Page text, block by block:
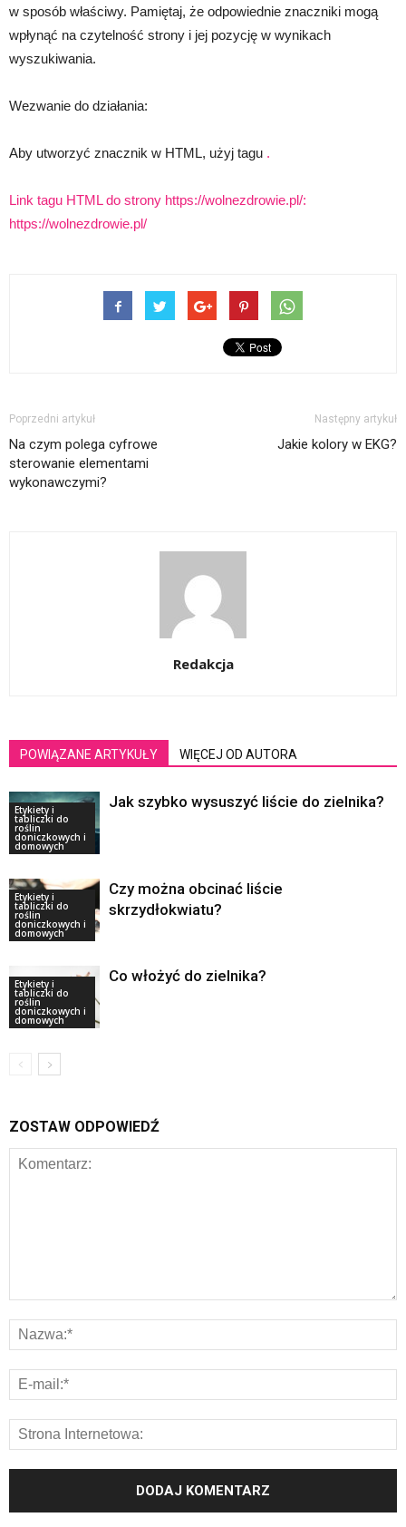
w sposób właściwy. Pamiętaj, że odpowiednie znaczniki mogą
wpłynąć na czytelność strony i jej pozycję w wynikach
wyszukiwania.
Wezwanie do działania:
Aby utworzyć znacznik w HTML, użyj tagu .
Link tagu HTMLdo strony https://wolnezdrowie.pl/:
https://wolnezdrowie.pl/
Poprzedni artykuł
Na czym polega cyfrowe
sterowanie elementami
wykonawczymi?
Następny artykuł
Jakie kolory w EKG?
Redakcja
POWIĄZANE ARTYKUŁY WIĘCEJ OD AUTORA
Etykiety i
tabliczki do
roślin
doniczkowych i
domowych
Jak szybko wysuszyć liście do zielnika?
Etykiety i
tabliczki do
roślin
doniczkowych i
domowych
Czy można obcinać liście
skrzydłokwiatu?
Etykiety i
tabliczki do
roślin
doniczkowych i
domowych
Co włożyć do zielnika?
ZOSTAW ODPOWIEDŹ